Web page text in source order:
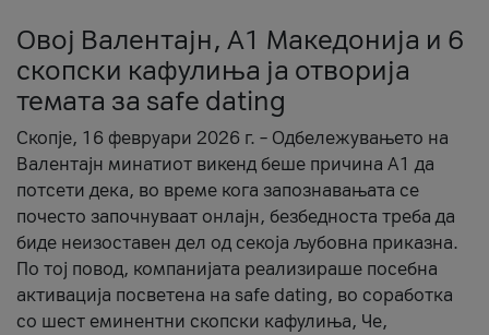
Овој Валентајн, A1 Македонија и 6
скопски кафулиња ја отворија
темата за safe dating
Скопје, 16 февруари 2026 г. – Одбележувањето на
Валентајн минатиот викенд беше причина А1 да
потсети дека, во време кога запознавањата се
почесто започнуваат онлајн, безбедноста треба да
биде неизоставен дел од секоја љубовна приказна.
По тој повод, компанијата реализираше посебна
активација посветена на safe dating, во соработка
со шест еминентни скопски кафулиња, Че,